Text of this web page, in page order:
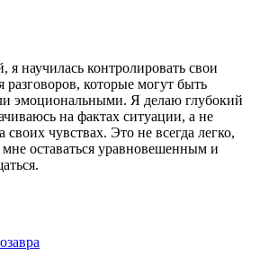
я научилась контролировать свои
разговоров, которые могут быть
эмоциональными. Я делаю глубокий
на фактах ситуации, а не
своих чувствах. Это не всегда легко,
мне оставаться уравновешенным и